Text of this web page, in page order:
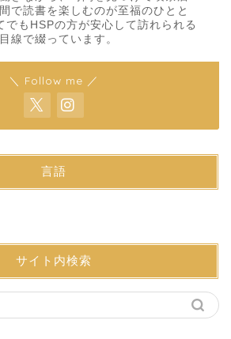
で読書を楽しむのが至福のひとと
でもHSPの方が安心して訪れられる
線で綴っています。
＼ Follow me ／
言語
サイト内検索